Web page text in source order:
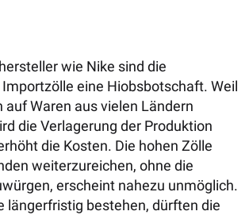
wie Nike sind die
eine Hiobsbotschaft. Weil
auf Waren aus vielen Ländern
die Verlagerung der Produktion
die Kosten. Die hohen Zölle
weiterzureichen, ohne die
erscheint nahezu unmöglich.
längerfristig bestehen, dürften die